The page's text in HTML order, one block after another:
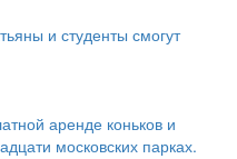
и студенты смогут
аренде коньков и
московских парках.